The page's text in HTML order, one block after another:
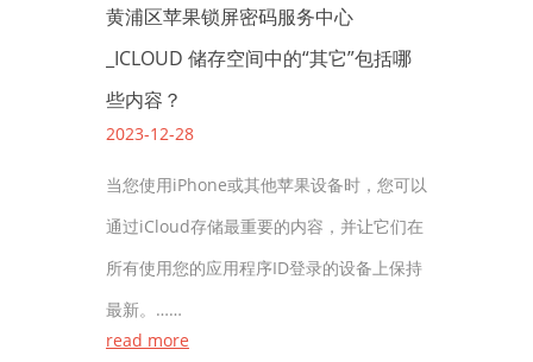
黄浦区苹果锁屏密码服务中心
_ICLOUD 储存空间中的“其它”包括哪
些内容？
2023-12-28
当您使用iPhone或其他苹果设备时，您可以
通过iCloud存储最重要的内容，并让它们在
所有使用您的应用程序ID登录的设备上保持
最新。……
read more